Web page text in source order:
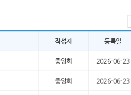
작성자 등록일
중앙회 2026-06-23
중앙회 2026-06-23